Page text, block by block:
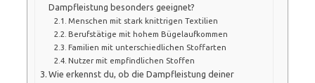
Dampfleistung besonders geeignet?
Menschen mit stark knittrigen Textilien
Berufstätige mit hohem Bügelaufkommen
Familien mit unterschiedlichen Stoffarten
Nutzer mit empfindlichen Stoffen
Wie erkennst du, ob die Dampfleistung deiner